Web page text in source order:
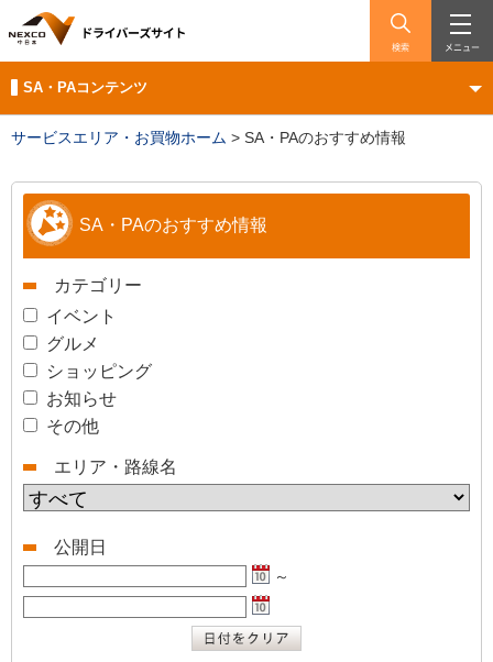
検索 メニュー
SA・PAコンテンツ
サービスエリア・お買物ホーム > SA・PAのおすすめ情報
SA・PAのおすすめ情報
カテゴリー
イベント
グルメ
ショッピング
お知らせ
その他
エリア・路線名
公開日
～